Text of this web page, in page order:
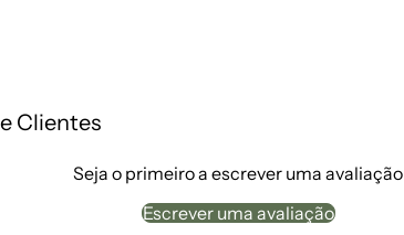
Clientes
Seja o primeiro a escrever uma avaliação
Escrever uma avaliação